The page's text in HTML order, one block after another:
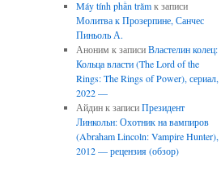
Máy tính phần trămк записи
Молитва к Прозерпине, Санчес
Пиньоль А.
Аноним к записиВластелин колец:
Кольца власти (The Lord of the
Rings: The Rings of Power), сериал,
2022 —
Айдинк записиПрезидент
Линкольн: Охотник на вампиров
(Abraham Lincoln: Vampire Hunter),
2012 — рецензия (обзор)